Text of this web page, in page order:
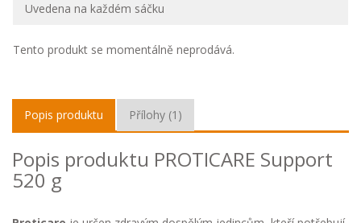
Uvedena na každém sáčku
Tento produkt se momentálně neprodává.
Popis produktu Přílohy (1)
Popis produktu PROTICARE Support
520 g